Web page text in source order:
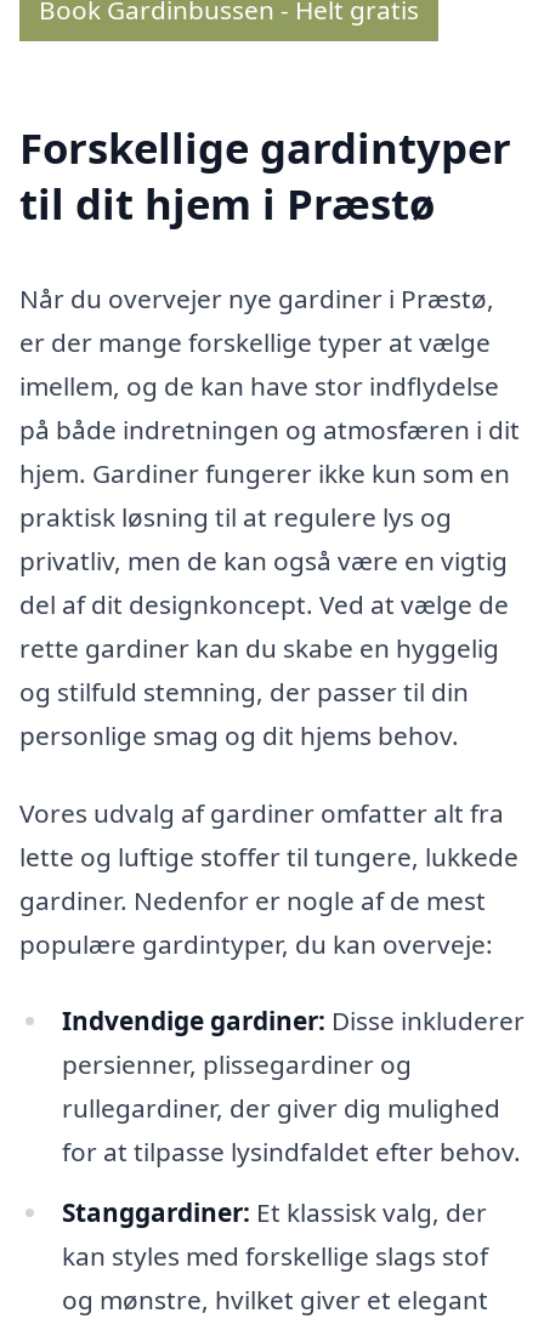
Book Gardinbussen - Helt gratis
Forskellige gardintyper
til dit hjem i Præstø
Når du overvejer nye gardiner i Præstø,
er der mange forskellige typer at vælge
imellem, og de kan have stor indflydelse
på både indretningen og atmosfæren i dit
hjem. Gardiner fungerer ikke kun som en
praktisk løsning til at regulere lys og
privatliv, men de kan også være en vigtig
del af dit designkoncept. Ved at vælge de
rette gardiner kan du skabe en hyggelig
og stilfuld stemning, der passer til din
personlige smag og dit hjems behov.
Vores udvalg af gardiner omfatter alt fra
lette og luftige stoffer til tungere, lukkede
gardiner. Nedenfor er nogle af de mest
populære gardintyper, du kan overveje:
Indvendige gardiner: Disse inkluderer
persienner, plissegardiner og
rullegardiner, der giver dig mulighed
for at tilpasse lysindfaldet efter behov.
Stanggardiner: Et klassisk valg, der
kan styles med forskellige slags stof
og mønstre, hvilket giver et elegant